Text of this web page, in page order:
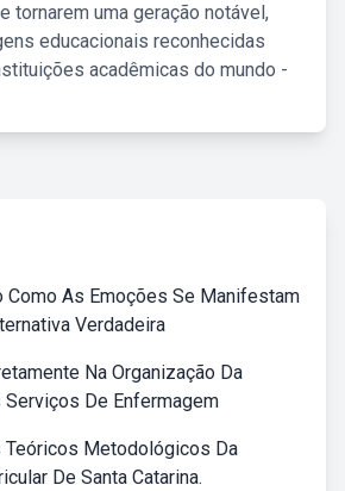
tornarem uma geração notável,
educacionais reconhecidas
acadêmicas do mundo -
Como As Emoções Se Manifestam
Verdadeira
Na Organização Da
Serviços De Enfermagem
Teóricos Metodológicos Da
De Santa Catarina.